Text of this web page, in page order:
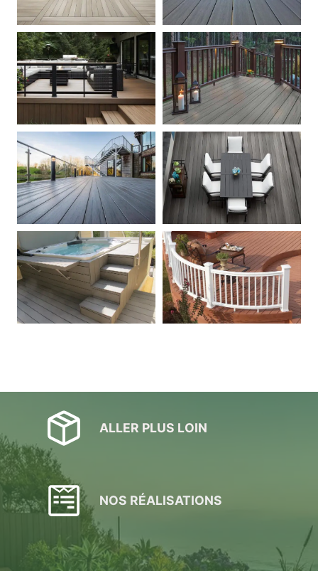
ALLER PLUS LOIN
NOS RÉALISATIONS